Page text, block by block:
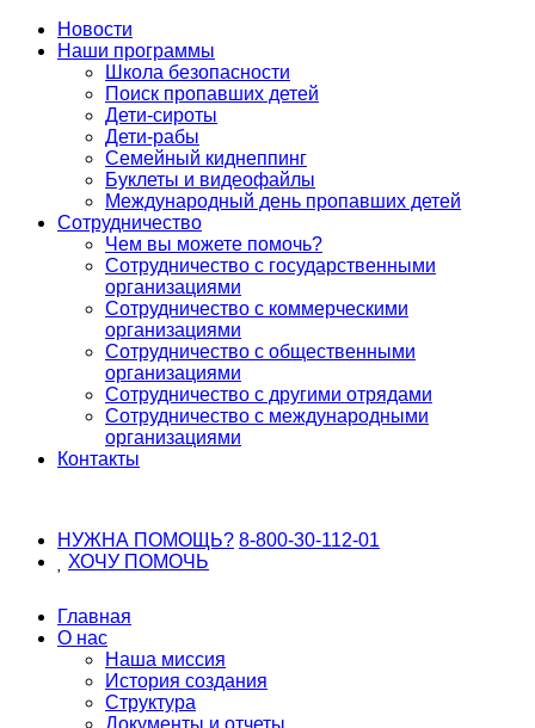
Новости
Наши программы
Школа безопасности
Поиск пропавших детей
Дети-сироты
Дети-рабы
Семейный киднеппинг
Буклеты и видеофайлы
Международный день пропавших детей
Сотрудничество
Чем вы можете помочь?
Сотрудничество с государственными
организациями
Сотрудничество с коммерческими
организациями
Сотрудничество с общественными
организациями
Сотрудничество с другими отрядами
Сотрудничество с международными
организациями
Контакты
НУЖНА ПОМОЩЬ? 8-800-30-112-01
ХОЧУ ПОМОЧЬ
Главная
О нас
Наша миссия
История создания
Структура
Документы и отчеты